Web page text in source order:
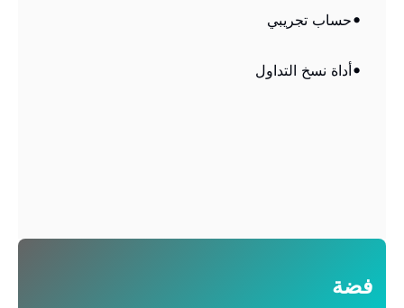
حساب تجريبي
أداة نسخ التداول
فضة